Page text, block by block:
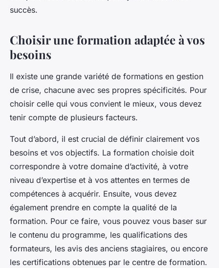
succès.
Choisir une formation adaptée à vos
besoins
Il existe une grande variété de formations en gestion
de crise, chacune avec ses propres spécificités. Pour
choisir celle qui vous convient le mieux, vous devez
tenir compte de plusieurs facteurs.
Tout d’abord, il est crucial de définir clairement vos
besoins et vos objectifs. La formation choisie doit
correspondre à votre domaine d’activité, à votre
niveau d’expertise et à vos attentes en termes de
compétences à acquérir. Ensuite, vous devez
également prendre en compte la qualité de la
formation. Pour ce faire, vous pouvez vous baser sur
le contenu du programme, les qualifications des
formateurs, les avis des anciens stagiaires, ou encore
les certifications obtenues par le centre de formation.